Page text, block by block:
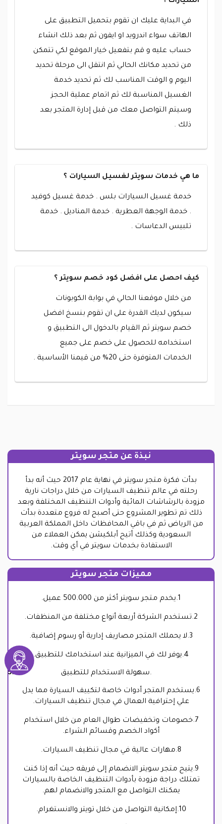
في البداية عليك ان تقوم بتحميل التطبيق على
الهاتف سواء اندرويد او ايفون ثم بعد ذلك انشاء
حساب عليه و قم بتفعيل خيار الموقع لكي تتمكن
من تحديد مكانك الحالي ثم انتقل الى مرحلة تحديد
اليوم و الوقت المناسب لك ثم تحديد خدمة
الغسيل المناسبة لك ثم اتمام عملية الحجز
وسيتم التواصل معك من قبل إدارة المتجر بعد
ذلك .
ما هي خدمات سويتر لغسيل السيارات ؟
خدمة غسيل السيارات بلس . خدمة غسيل كوفيد
. خدمة الوجهة العطرية . خدمة المناديل . خدمة
تلبيس الدعاسات .
كيف احصل على افضل كود خصم سويتر ؟
من خلال موقعنا الحالي في بوابة الكوبونات
سيكون لديك القدرة على ان تقوم بنسخ افضل
خصم سويتر ثم القيام بالدخول الى التطبيق و
استخدامه للحصول على خصم على جميع
الخدمات المتوفرة حتى 20% من قيمنا الأساسية .
نبذة عن متجر سويتر
بدأت فكرة متجر سويتر في نهاية عام 2017 حيث أنه بدأ
رحلته في عالم تنظيف السيارات من خلال دراجات نارية
مزودة بالرشاشات المائية وأدوات التنظيف المختلفة وبعد
ذلك تم تطوير المشروع حتى أصبح له فروع متعددة بدأت
من الرياض ثم في باقي المحافظات داخل المملكة العربية
السعودية وكذلك أتيح أبلكيشن يمكن العملاء من
الاستفادة بخدمات سويتر في أي وقت.
مميزات متجر سويتر
1.يخدم متجر سويتر أكثر من 500.000 عميل.
2.تستخدم الشركة أربعة أنواع مختلفة من المنظفات.
3.لا يحملك المتجر مصاريف إدارية أو رسوم إضافية.
4.يوفر لك في الميزانية عند استخدامك للتطبيق.
سهولة الاستخدام للتطبيق.
6.يستخدم المتجر أدوات خاصة لتكييف السيارة مما يدل
علي إحترافية العمال في مجال تنظيف السيارات.
7.خصومات وتخفيضات طوال العام من خلال استخدام
أكواد الخصم وقسائم الشراء.
8.مهارات عالية في مجال تنظيف السيارات.
9.يتيح متجر سويتر الانضمام إلى فريقه حيث أنه إذا كنت
تمتلك دراجة مزودة بأدوات التنظيف الخاصة بالسيارات
يمكنك التواصل مع المتجر والانضمام لهم.
10.إمكانية التواصل من خلال تويتر والانستغرام.